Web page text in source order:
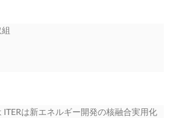
高周波加熱で起こす核融合の仕組み 高
加速電源で ジャイロトロンを駆動し 高温
起こす
水素と三重水素は海水から取り 出すので
を排出しない 脱炭素社会を担う次世代
ITERは新エネルギー開発の核融合実用化